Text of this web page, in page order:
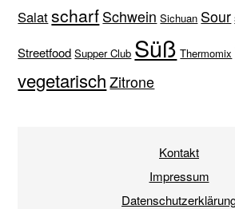
Salatscharf Schwein Sichuan Sour
Streetfood Supper Club Süß Thermomix
vegetarisch Zitrone
Kontakt
Impressum